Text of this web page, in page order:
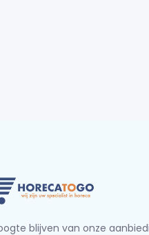
blijven van onze